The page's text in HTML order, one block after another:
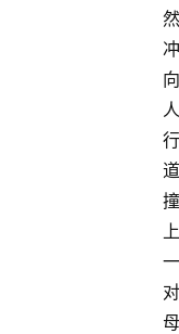
然
冲
向
人
行
道
撞
上
一
对
母